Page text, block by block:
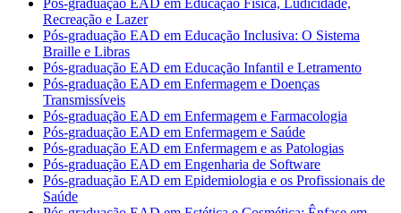
Pós-graduação EAD em Educação Física, Ludicidade,
Recreação e Lazer
Pós-graduação EAD em Educação Inclusiva: O Sistema
Braille e Libras
Pós-graduação EAD em Educação Infantil e Letramento
Pós-graduação EAD em Enfermagem e Doenças
Transmissíveis
Pós-graduação EAD em Enfermagem e Farmacologia
Pós-graduação EAD em Enfermagem e Saúde
Pós-graduação EAD em Enfermagem e as Patologias
Pós-graduação EAD em Engenharia de Software
Pós-graduação EAD em Epidemiologia e os Profissionais de
Saúde